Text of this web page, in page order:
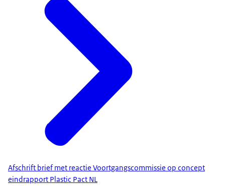
Afschrift brief met reactie Voortgangscommissie op concept
eindrapport Plastic Pact NL